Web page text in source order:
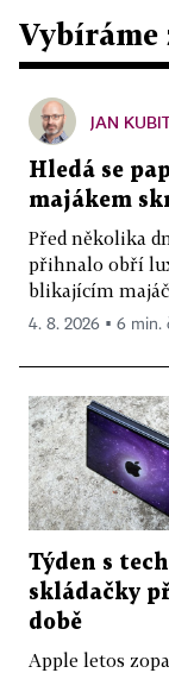
Vybíráme
JAN
Hledá se
majákem
Před několika
přihnalo obří
blikajícím
4. 8. 2026 ▪ 6 min.
Týden s
skládačky
době
Apple letos